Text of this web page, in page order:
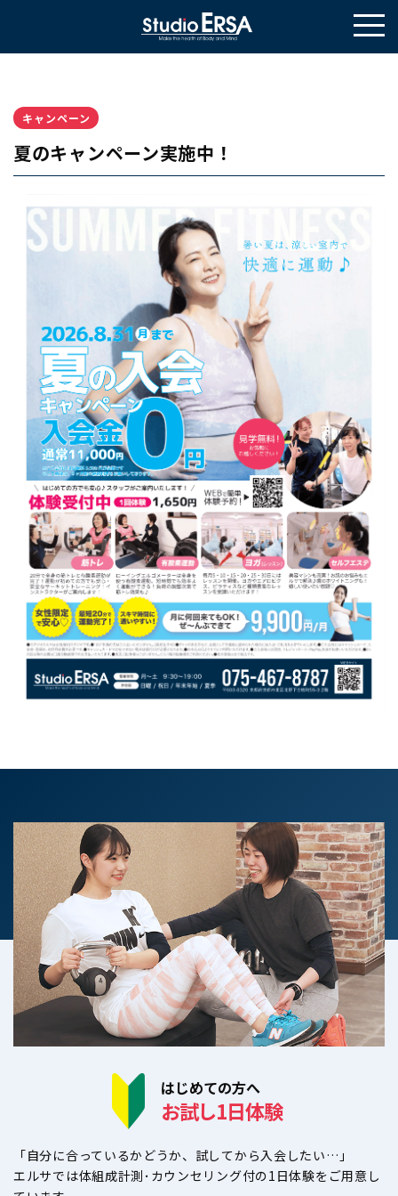
キャンペーン
夏のキャンペーン実施中！
はじめての方へ
お試し1日体験
「自分に合っているかどうか、試してから入会したい…」
エルサでは体組成計測･カウンセリング付の1日体験をご用意し